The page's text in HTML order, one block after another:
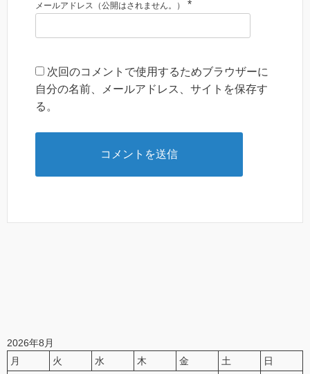
メールアドレス（公開はされません。） *
次回のコメントで使用するためブラウザーに
自分の名前、メールアドレス、サイトを保存す
る。
2026年8月
月
火 水 木 金 土
日